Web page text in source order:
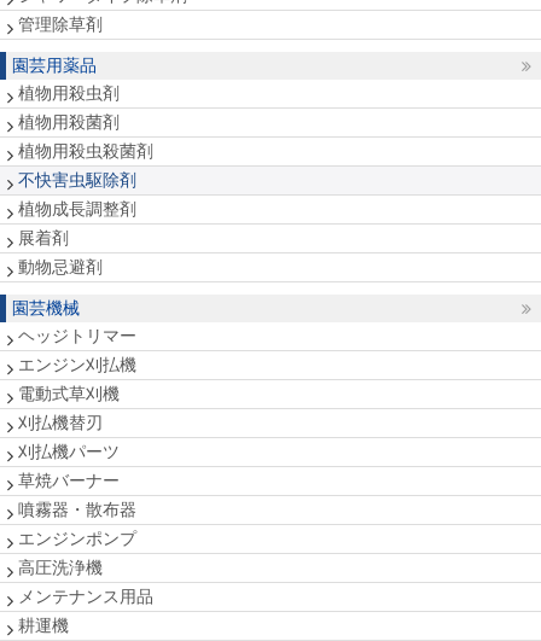
管理除草剤
園芸用薬品
植物用殺虫剤
植物用殺菌剤
植物用殺虫殺菌剤
不快害虫駆除剤
植物成長調整剤
展着剤
動物忌避剤
園芸機械
ヘッジトリマー
エンジン刈払機
電動式草刈機
刈払機替刃
刈払機パーツ
草焼バーナー
噴霧器・散布器
エンジンポンプ
高圧洗浄機
メンテナンス用品
耕運機